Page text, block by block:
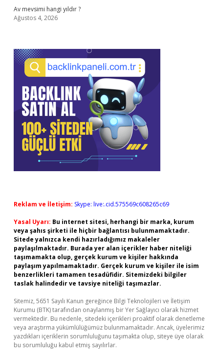
Av mevsimi hangi yıldır ?
Ağustos 4, 2026
Reklam ve İletişim: Skype: live:.cid.575569c608265c69
Yasal Uyarı: Bu internet sitesi, herhangi bir marka, kurum
veya şahıs şirketi ile hiçbir bağlantısı bulunmamaktadır.
Sitede yalnızca kendi hazırladığımız makaleler
paylaşılmaktadır. Burada yer alan içerikler haber niteliği
taşımamakta olup, gerçek kurum ve kişiler hakkında
paylaşım yapılmamaktadır. Gerçek kurum ve kişiler ile isim
benzerlikleri tamamen tesadüfidir. Sitemizdeki bilgiler
taslak halindedir ve tavsiye niteliği taşımazlar.
Sitemiz, 5651 Sayılı Kanun gereğince Bilgi Teknolojileri ve İletişim
Kurumu (BTK) tarafından onaylanmış bir Yer Sağlayıcı olarak hizmet
vermektedir. Bu nedenle, sitedeki içerikleri proaktif olarak denetleme
veya araştırma yükümlülüğümüz bulunmamaktadır. Ancak, üyelerimiz
yazdıkları içeriklerin sorumluluğunu taşımakta olup, siteye üye olarak
bu sorumluluğu kabul etmiş sayılırlar.